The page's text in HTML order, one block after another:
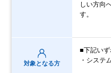
しい方向
す。
対象となる方
■下記い
・システ